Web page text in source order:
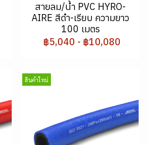
สายลม/น้ำ PVC HYRO-
AIRE สีดำ-เรียบ ความยาว
100 เมตร
฿5,040 - ฿10,080
สินค้าใหม่